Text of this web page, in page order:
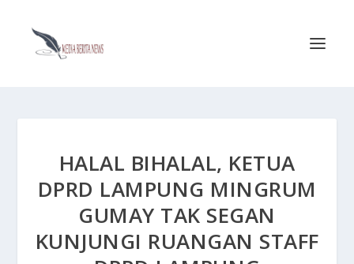
HALAL BIHALAL, KETUA
DPRD LAMPUNG MINGRUM
GUMAY TAK SEGAN
KUNJUNGI RUANGAN STAFF